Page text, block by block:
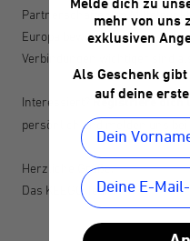
Partnerschaften im
Europa bewusst und Schritt für
Verbindungen wichtiger sind
Interessiert? Registriere dich
persönlich und melden uns bei
Herzliche Grüße,
Das KEEGO Team
Melde dich zu
mehr von uns
exklusiven
Als Geschenk
auf deine